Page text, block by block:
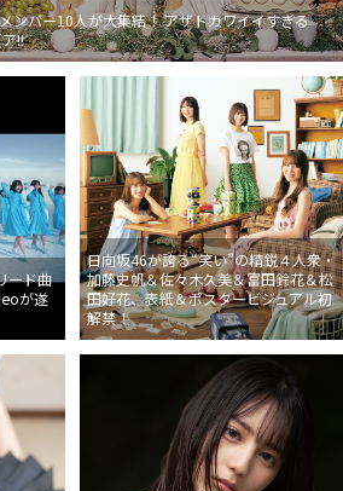
ンバー10人が大集結！ アザトカワイイすぎる
!!
ード曲
が遂
日向坂46が誇る“笑い”の精鋭４人衆・
加藤史帆＆佐々木久美＆富田鈴花＆松
田好花、表紙＆ポスタービジュアル初
解禁！